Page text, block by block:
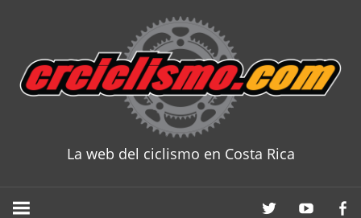
content
La web del ciclismo en Costa Rica